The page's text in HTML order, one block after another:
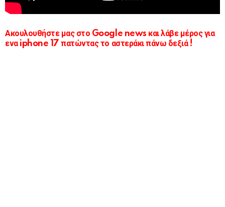
Ακουλουθήστε μας στο Google news και λάβε μέρος για
ενα iphone 17 πατώντας το αστεράκι πάνω δεξιά !